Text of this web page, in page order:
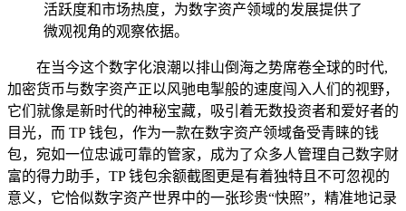
活跃度和市场热度，为数字资产领域的发展提供了
微观视角的观察依据。
在当今这个数字化浪潮以排山倒海之势席卷全球的时代,
加密货币与数字资产正以风驰电掣般的速度闯入人们的视野，
它们就像是新时代的神秘宝藏，吸引着无数投资者和爱好者的
目光，而 TP 钱包，作为一款在数字资产领域备受青睐的钱
包，宛如一位忠诚可靠的管家，成为了众多人管理自己数字财
富的得力助手，TP 钱包余额截图更是有着独特且不可忽视的
意义，它恰似数字资产世界中的一张珍贵“快照”，精准地记录